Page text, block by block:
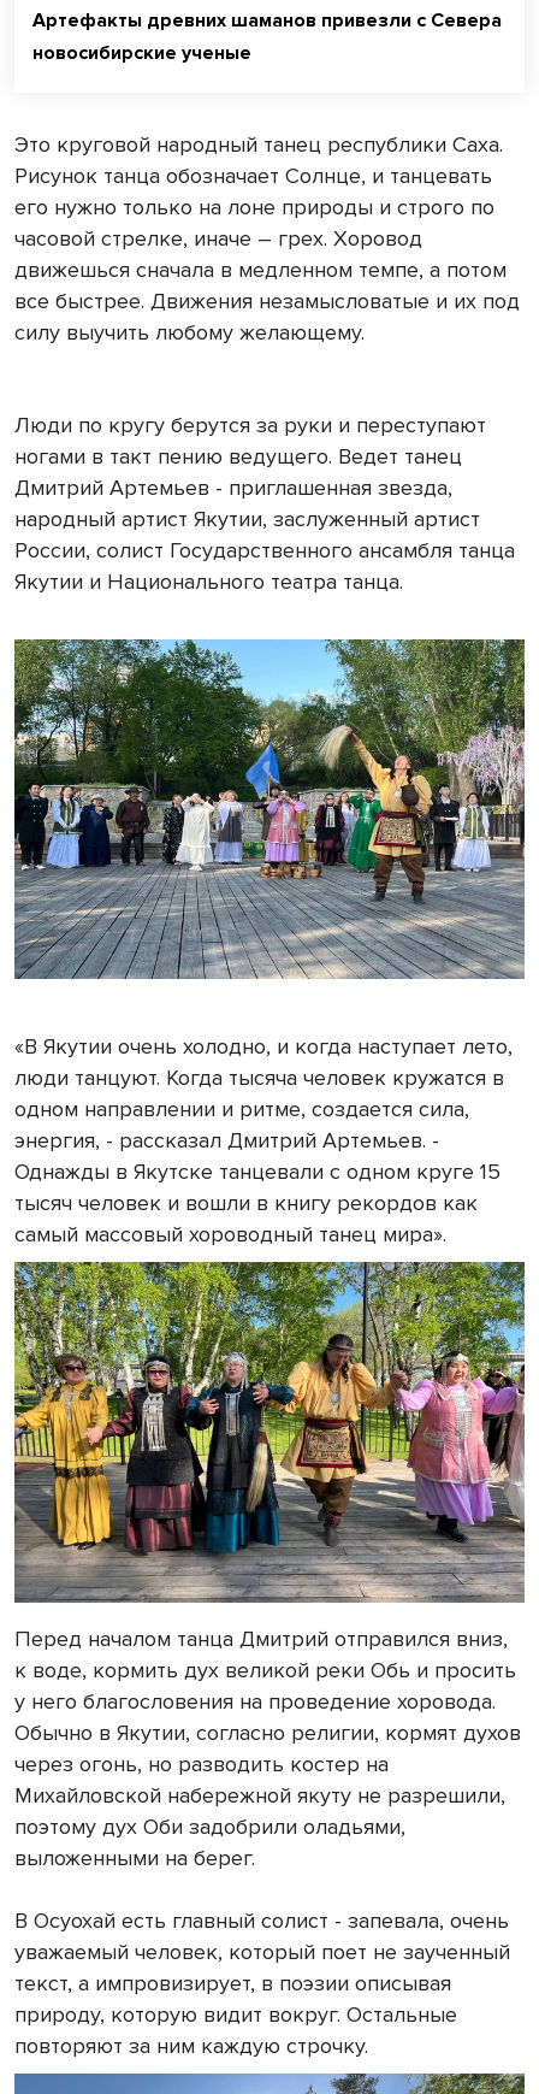
Артефакты древних шаманов привезли с Севера
новосибирские ученые
Это круговой народный танец республики Саха.
Рисунок танца обозначает Солнце, и танцевать
его нужно только на лоне природы и строго по
часовой стрелке, иначе – грех. Хоровод
движешься сначала в медленном темпе, а потом
все быстрее. Движения незамысловатые и их под
силу выучить любому желающему.
Люди по кругу берутся за руки и переступают
ногами в такт пению ведущего. Ведет танец
Дмитрий Артемьев - приглашенная звезда,
народный артист Якутии, заслуженный артист
России, солист Государственного ансамбля танца
Якутии и Национального театра танца.
«В Якутии очень холодно, и когда наступает лето,
люди танцуют. Когда тысяча человек кружатся в
одном направлении и ритме, создается сила,
энергия, - рассказал Дмитрий Артемьев. -
Однажды в Якутске танцевали с одном круге 15
тысяч человек и вошли в книгу рекордов как
самый массовый хороводный танец мира».
Перед началом танца Дмитрий отправился вниз,
к воде, кормить дух великой реки Обь и просить
у него благословения на проведение хоровода.
Обычно в Якутии, согласно религии, кормят духов
через огонь, но разводить костер на
Михайловской набережной якуту не разрешили,
поэтому дух Оби задобрили оладьями,
выложенными на берег.
В Осуохай есть главный солист - запевала, очень
уважаемый человек, который поет не заученный
текст, а импровизирует, в поэзии описывая
природу, которую видит вокруг. Остальные
повторяют за ним каждую строчку.